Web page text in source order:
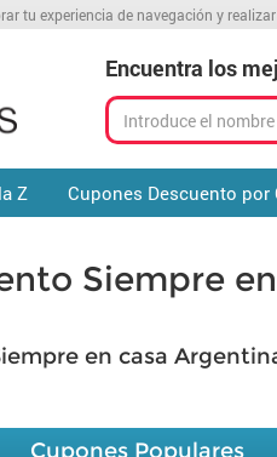
tu experiencia de navegación y
Encuentra los
Z Cupones Descuento por
Siempre
en casa
Cupones Populares